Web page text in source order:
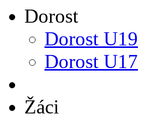
Dorost
Dorost U19
Dorost U17
Žáci